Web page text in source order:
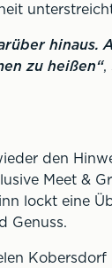
hinaus.
zu heißen“,
den
Meet &
lockt eine
Genuss.